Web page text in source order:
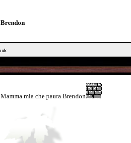
Brendon
Mamma mia che paura Brendon